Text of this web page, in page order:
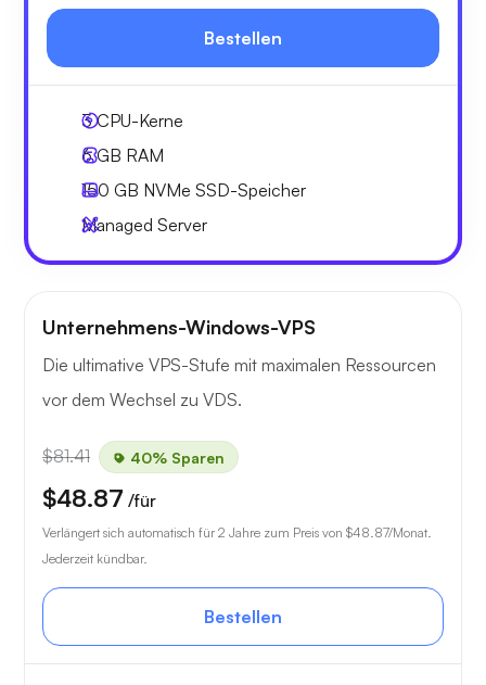
Bestellen
3CPU-Kerne
6 GB RAM
150 GB NVMe SSD-Speicher
Managed Server
Unternehmens-Windows-VPS
Die ultimative VPS-Stufe mit maximalen Ressourcen
vor dem Wechsel zu VDS.
$81.41 40% Sparen
$48.87 /für
Verlängert sich automatisch für 2 Jahre zum Preis von $48.87/Monat.
Jederzeit kündbar.
Bestellen